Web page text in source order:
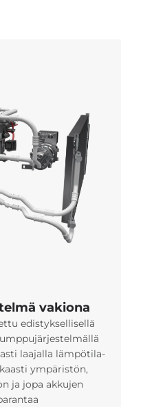
vakiona
edistyksellisellä
laajalla lämpötila-
ympäristön,
ja jopa akkujen